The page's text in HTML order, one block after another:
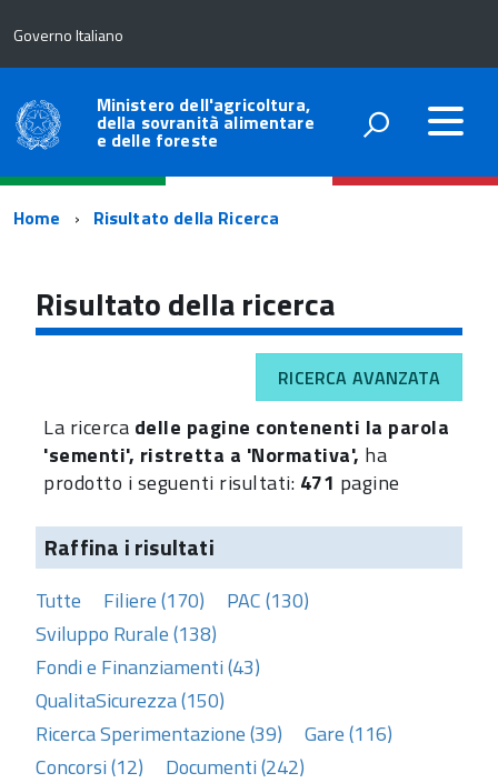
Governo Italiano
Ministero dell'agricoltura,
della sovranità alimentare
e delle foreste
Percorso
navigazione
Home Risultato della Ricerca
Risultato della ricerca
RICERCA AVANZATA
La ricerca delle pagine contenenti la parola
'sementi', ristretta a 'Normativa', ha
prodotto i seguenti risultati: 471 pagine
Raffina i risultati
Tutte Filiere (170)
PAC (130)
Sviluppo Rurale (138)
Fondi e Finanziamenti (43)
QualitaSicurezza (150)
Ricerca Sperimentazione (39)
Gare (116)
Concorsi (12)
Documenti (242)